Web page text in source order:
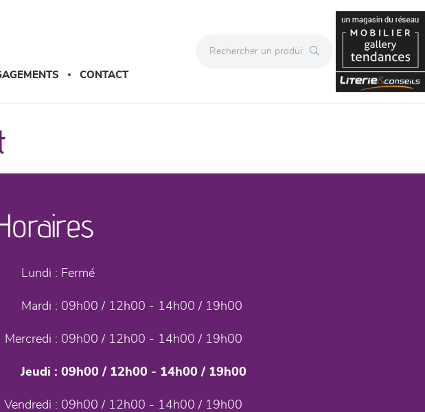
CONTACT
Lundi : Fermé
Mardi : 09h00 / 12h00 - 14h00 / 19h00
Mercredi : 09h00 / 12h00 - 14h00 / 19h00
Jeudi : 09h00 / 12h00 - 14h00 / 19h00
Vendredi : 09h00 / 12h00 - 14h00 / 19h00